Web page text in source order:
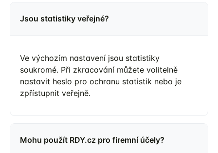
Jsou statistiky veřejné?
Ve výchozím nastavení jsou statistiky
soukromé. Při zkracování můžete volitelně
nastavit heslo pro ochranu statistik nebo je
zpřístupnit veřejně.
Mohu použít RDY.cz pro firemní účely?